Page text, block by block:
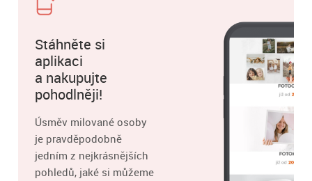
Stáhněte si
aplikaci
a nakupujte
pohodlněji!
Úsměv milované osoby
je pravděpodobně
jedním z nejkrásnějších
pohledů, jaké si můžeme